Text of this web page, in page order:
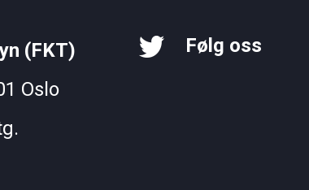
(FKT)
Oslo
Følg oss